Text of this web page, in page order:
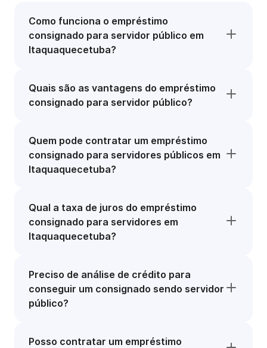
Como funciona o empréstimo
consignado para servidor público em
Itaquaquecetuba?
Quais são as vantagens do empréstimo
consignado para servidor público?
Quem pode contratar um empréstimo
consignado para servidores públicos em
Itaquaquecetuba?
Qual a taxa de juros do empréstimo
consignado para servidores em
Itaquaquecetuba?
Preciso de análise de crédito para
conseguir um consignado sendo servidor
público?
Posso contratar um empréstimo